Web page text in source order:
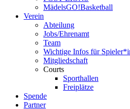
MädelsGO!Basketball
Verein
Abteilung
Jobs/Ehrenamt
Team
Wichtige Infos für
Mitgliedschaft
Courts
Sporthallen
Freiplätze
Spende
Partner